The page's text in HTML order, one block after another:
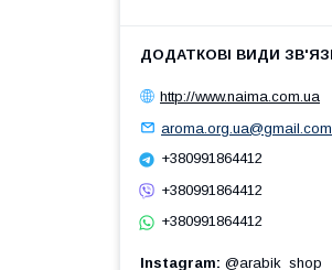
http://www.naima.com.ua
aroma.org.ua@gmail.com
+380991864412
+380991864412
+380991864412
Instagram @arabik_shop